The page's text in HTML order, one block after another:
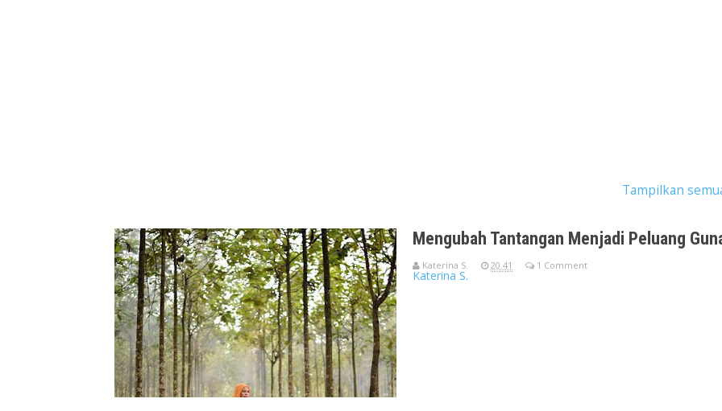
Tampilkan
Mengubah Tantangan Menjadi Peluang
Katerina S. 20.41 1 Comment
Katerina S.